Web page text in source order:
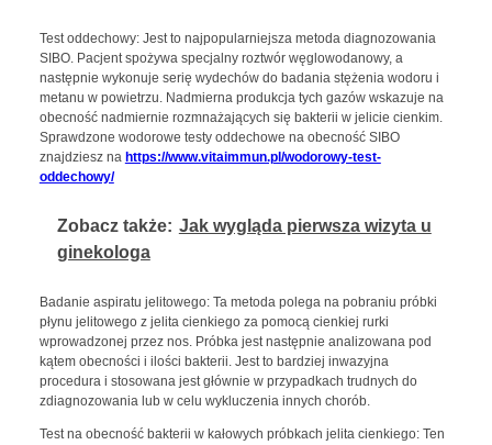
Test oddechowy: Jest to najpopularniejsza metoda diagnozowania
SIBO. Pacjent spożywa specjalny roztwór węglowodanowy, a
następnie wykonuje serię wydechów do badania stężenia wodoru i
metanu w powietrzu. Nadmierna produkcja tych gazów wskazuje na
obecność nadmiernie rozmnażających się bakterii w jelicie cienkim.
Sprawdzone wodorowe testy oddechowe na obecność SIBO
znajdziesz na https://www.vitaimmun.pl/wodorowy-test-
oddechowy/
Zobacz także: Jak wygląda pierwsza wizyta u
ginekologa
Badanie aspiratu jelitowego: Ta metoda polega na pobraniu próbki
płynu jelitowego z jelita cienkiego za pomocą cienkiej rurki
wprowadzonej przez nos. Próbka jest następnie analizowana pod
kątem obecności i ilości bakterii. Jest to bardziej inwazyjna
procedura i stosowana jest głównie w przypadkach trudnych do
zdiagnozowania lub w celu wykluczenia innych chorób.
Test na obecność bakterii w kałowych próbkach jelita cienkiego: Ten